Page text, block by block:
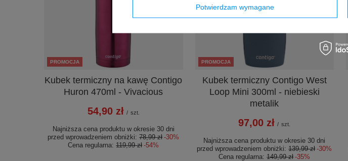
PROMOCJA
Kubek termiczny na kawę Contigo
Huron 470ml - Vivacious
54,90 zł / szt.
Najniższa cena produktu w okresie 30 dni
przed wprowadzeniem obniżki:78,99 zł -30%
Cena regularna:119,99 zł -54%
PROMOCJA
Kubek termiczny Contigo West
Loop Mini 300ml - niebieski
metalik
97,00 zł / szt.
Najniższa cena produktu w okresie 30 dni
przed wprowadzeniem obniżki:139,99 zł -30%
Cena regularna:149,99 zł -35%
Potwierdzam wymagane